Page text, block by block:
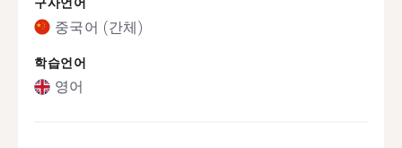
구사언어
중국어 (간체)
학습언어
영어